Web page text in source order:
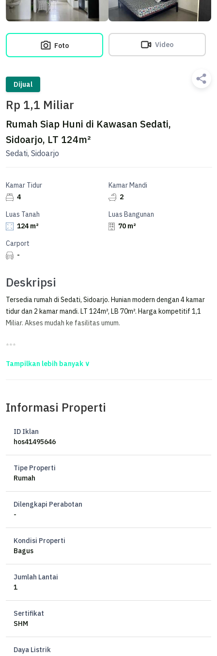
Foto Video
Dijual
Rp 1,1 Miliar
Rumah Siap Huni di Kawasan Sedati,
Sidoarjo, LT 124m²
Sedati, Sidoarjo
Kamar Tidur
4
Kamar Mandi
2
Luas Tanah
124 m²
Luas Bangunan
70 m²
Carport
-
Deskripsi
Tersedia rumah di Sedati, Sidoarjo. Hunian modern dengan 4 kamar
tidur dan 2 kamar mandi. LT 124m², LB 70m². Harga kompetitif 1,1
Miliar. Akses mudah ke fasilitas umum.
***
LT 124 m2/ LB 70 m2
Panjang ke belakang 15.93m
Hadap timur
Tandon atas dan bawah
Akses jalan 6 Meter
Harga 1.1 M
Informasi Properti
ID Iklan
hos41495646
Tipe Properti
Rumah
Dilengkapi Perabotan
-
Kondisi Properti
Bagus
Jumlah Lantai
1
Sertifikat
SHM
Daya Listrik